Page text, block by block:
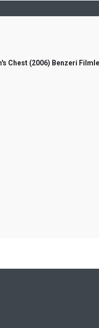
Chest (2006) Benzeri